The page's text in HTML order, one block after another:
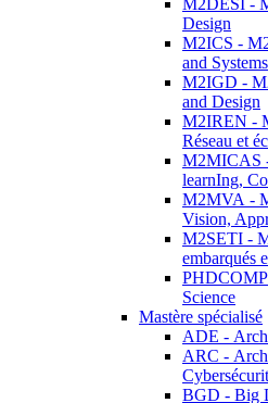
M2DESI -
Design
M2ICS -
and Systems
M2IGD -
and Design
M2IREN -
Réseau et
M2MICAS
learnIng,
M2MVA -
Vision,
M2SETI -
embarqués
Science
Mastère spécialisé
ADE -
ARC -
BGD - Big